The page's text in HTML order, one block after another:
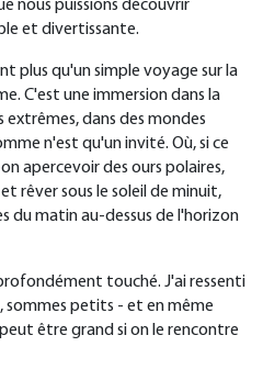
nous puissions découvrir
et divertissante.
plus qu'un simple voyage sur la
C'est une immersion dans la
extrêmes, dans des mondes
n'est qu'un invité. Où, si ce
apercevoir des ours polaires,
rêver sous le soleil de minuit,
du matin au-dessus de l'horizon
touché. J'ai ressenti
sommes petits - et en même
être grand si on le rencontre